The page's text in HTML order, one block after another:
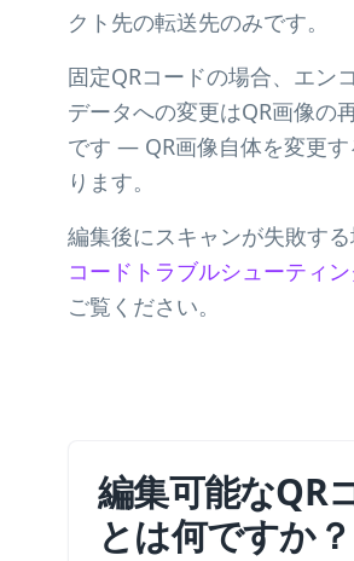
クト先の転送先のみです。
固定QRコードの場合、エン
データへの変更はQR画像の
です — QR画像自体を変更す
ります。
編集後にスキャンが失敗する
コードトラブルシューティ
ご覧ください。
編集可能なQR
とは何ですか？